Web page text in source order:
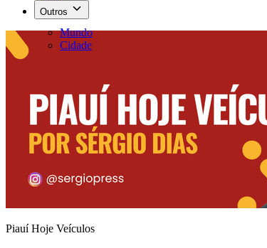
Outros
Mundo
Cidade
Piauí Hoje Veículos